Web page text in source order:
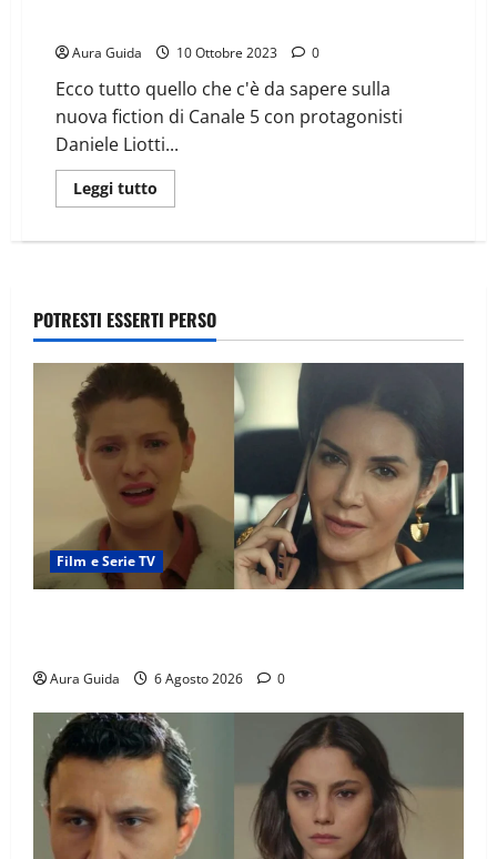
Aura Guida 10 Ottobre 2023 0
Ecco tutto quello che c'è da sapere sulla
nuova fiction di Canale 5 con protagonisti
Daniele Liotti...
Leggi tutto
POTRESTI ESSERTI PERSO
Film e Serie TV
Aura Guida 6 Agosto 2026 0